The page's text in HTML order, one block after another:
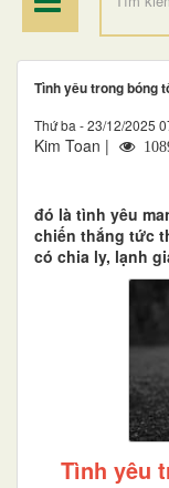
Tình yêu trong bóng
Thứ ba - 23/12/2025
Kim Toan |
đó là tình yêu
chiến thắng tức
có chia ly, lạnh
Tình yêu